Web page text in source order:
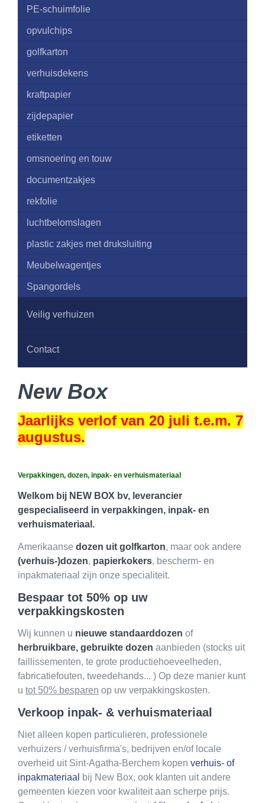
PE-schuimfolie
opvulchips
golfkarton
verhuisdekens
kraftpapier
zijdepapier
etiketten
omsnoering en touw
documentzakjes
rekfolie
luchtbelomslagen
plastic zakjes met druksluiting
Meubelwagentjes
Spangordels
Veilig verhuizen
Contact
New Box
Jaarlijks verlof van 20 juli t.e.m. 7
augustus.
Verpakkingen, dozen, inpak- en verhuismateriaal
Welkom bij NEW BOX bv, leverancier
gespecialiseerd in verpakkingen, inpak- en
verhuismateriaal.
Amerikaanse dozen uit golfkarton, maar ook andere
(verhuis-)dozen, papierkokers, bescherm- en
inpakmateriaal zijn onze specialiteit.
Bespaar tot 50% op uw
verpakkingskosten
Wij kunnen u nieuwe standaarddozen of
herbruikbare, gebruikte dozen aanbieden (stocks uit
faillissementen, te grote productiehoeveelheden,
fabricatiefouten, tweedehands... ) Op deze manier kunt
u tot 50% besparen op uw verpakkingskosten.
Verkoop inpak- & verhuismateriaal
Niet alleen kopen particulieren, professionele
verhuizers / verhuisfirma's, bedrijven en/of locale
overheid uit Sint-Agatha-Berchem kopen verhuis- of
inpakmateriaal
bij New Box, ook klanten uit andere
gemeenten kiezen voor kwaliteit aan scherpe prijs.